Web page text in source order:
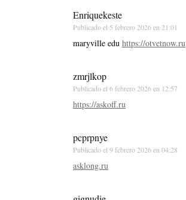
Enriquekeste
Publicado el5 febrero 2026 en 21:01
maryville edu https://otvetnow.ru
zmrjlkop
Publicado el6 febrero 2026 en 12:57
https://askoff.ru
pcprpnye
Publicado el9 febrero 2026 en 04:28
asklong.ru